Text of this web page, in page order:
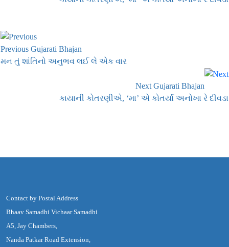
Previous Gujarati Bhajan
મન તું શાંતિનો અનુભવ લઈ લે એક વાર
Next Gujarati Bhajan
કાયાની કોતરણીએ, ‘મા’ એ કોતર્યા અનોખા રે દીવડા
Contact by Postal Address
Bhaav Samadhi Vichaar Samadhi
A5, Jay Chambers,
Nanda Patkar Road Extension,